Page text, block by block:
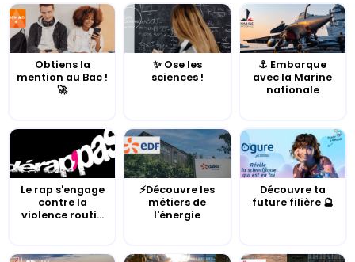
Obtiens la
mention au Bac !
🚀
✨ Ose les
sciences !
⚓️ Embarque
avec la Marine
nationale
Le rap s'engage
contre la
violence routi...
⚡Découvre les
métiers de
l'énergie
Découvre ta
future filière 🔮